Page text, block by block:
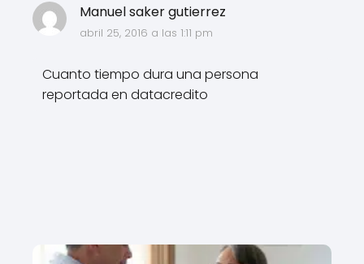
Manuel saker gutierrez
abril 25, 2016 a las 1:11 pm
Cuanto tiempo dura una persona
reportada en datacredito